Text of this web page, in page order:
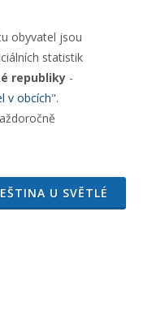
obyvatel jsou
statistik
republiky -
v obcích".
U SVĚTLÉ